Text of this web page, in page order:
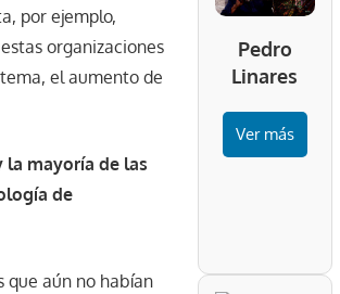
por ejemplo,
organizaciones
el aumento de
la mayoría de las
de
que aún no habían
Pedro
Linares
Ver más